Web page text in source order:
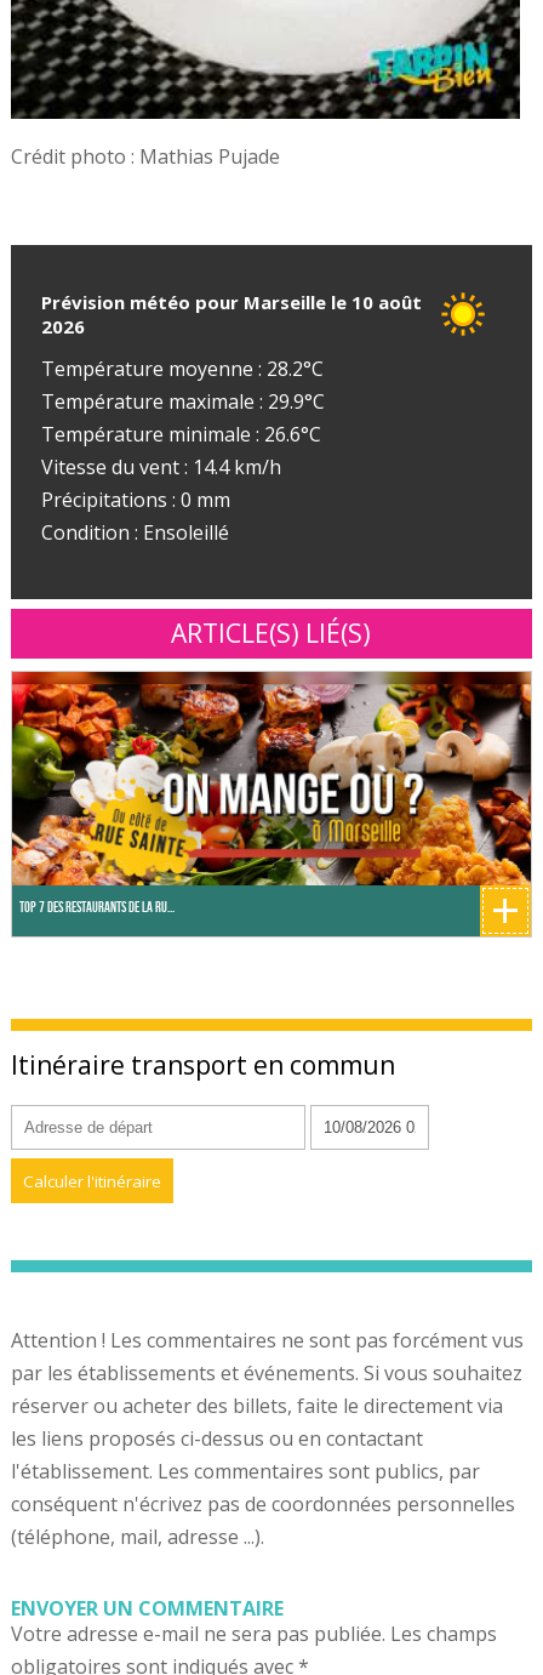
Crédit photo : Mathias Pujade
Prévision météo pour Marseille le 10 août
2026
Température moyenne : 28.2°C
Température maximale : 29.9°C
Température minimale : 26.6°C
Vitesse du vent : 14.4 km/h
Précipitations : 0 mm
Condition : Ensoleillé
ARTICLE(S) LIÉ(S)
Top 7 des restaurants de la Ru... +
Itinéraire transport en commun
Attention ! Les commentaires ne sont pas forcément vus
par les établissements et événements. Si vous souhaitez
réserver ou acheter des billets, faite le directement via
les liens proposés ci-dessus ou en contactant
l'établissement. Les commentaires sont publics, par
conséquent n'écrivez pas de coordonnées personnelles
(téléphone, mail, adresse ...).
ENVOYER UN COMMENTAIRE
Votre adresse e-mail ne sera pas publiée. Les champs
obligatoires sont indiqués avec*